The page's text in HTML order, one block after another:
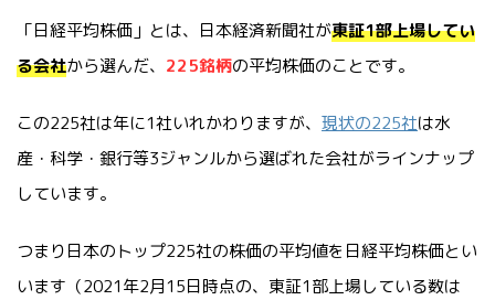
「日経平均株価」とは、日本経済新聞社が東証1部上場してい
る会社から選んだ、 225銘柄の平均株価のことです。
この225社は年に1社いれかわりますが、 現状の225社は水
産・科学・銀行等3ジャンルから選ばれた会社がラインナップ
しています。
つまり日本のトップ225社の株価の平均値を日経平均株価とい
います（2021年2月15日時点の、東証1部上場している数は